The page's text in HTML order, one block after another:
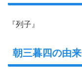
『列子』
朝三暮四の由来